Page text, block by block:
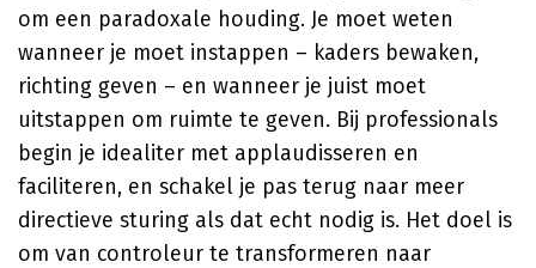
om een paradoxale houding. Je moet weten
wanneer je moet instappen – kaders bewaken,
richting geven – en wanneer je juist moet
uitstappen om ruimte te geven. Bij professionals
begin je idealiter met applaudisseren en
faciliteren, en schakel je pas terug naar meer
directieve sturing als dat echt nodig is. Het doel is
om van controleur te transformeren naar